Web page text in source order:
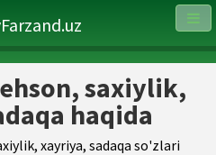
saxiylik,
haqida
xayriya, sadaqa so'zlari